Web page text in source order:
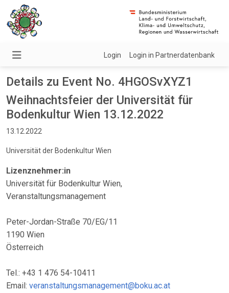
Login Login in Partnerdatenbank
Details zu Event No. 4HGOSvXYZ1
Weihnachtsfeier der Universität für
Bodenkultur Wien 13.12.2022
13.12.2022
Universität der Bodenkultur Wien
Lizenznehmer:in
Universität für Bodenkultur Wien,
Veranstaltungsmanagement
Peter-Jordan-Straße 70/EG/11
1190 Wien
Österreich
Tel.: +43 1 476 54-10411
Email: veranstaltungsmanagement@boku.ac.at